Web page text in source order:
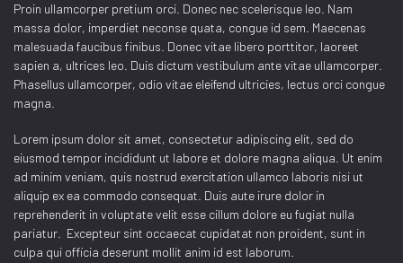
Proin ullamcorper pretium orci. Donec nec scelerisque leo. Nam
massa dolor, imperdiet neconse quata, congue id sem. Maecenas
malesuada faucibus finibus. Donec vitae libero porttitor, laoreet
sapien a, ultrices leo. Duis dictum vestibulum ante vitae ullamcorper.
Phasellus ullamcorper, odio vitae eleifend ultricies, lectus orci congue
magna.
Lorem ipsum dolor sit amet, consectetur adipiscing elit, sed do
eiusmod tempor incididunt ut labore et dolore magna aliqua. Ut enim
ad minim veniam, quis nostrud exercitation ullamco laboris nisi ut
aliquip ex ea commodo consequat. Duis aute irure dolor in
reprehenderit in voluptate velit esse cillum dolore eu fugiat nulla
pariatur. Excepteur sint occaecat cupidatat non proident, sunt in
culpa qui officia deserunt mollit anim id est laborum.